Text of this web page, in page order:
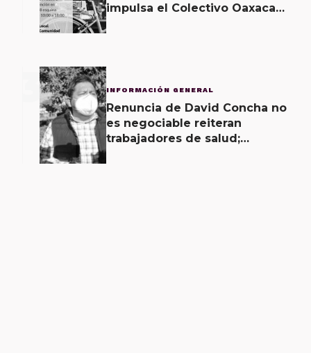
impulsa el Colectivo Oaxaca
3 INFORMACIÓN GENERAL
Renuncia de David Concha no
es negociable reiteran
trabajadores de salud;